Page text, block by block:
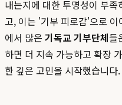
내는지에 대한 투명성이 부
고, 이는 '기부 피로감'으로
에서 많은 기독교 기부단체들
하면 더 지속 가능하고 확장
한 깊은 고민을 시작했습니다.